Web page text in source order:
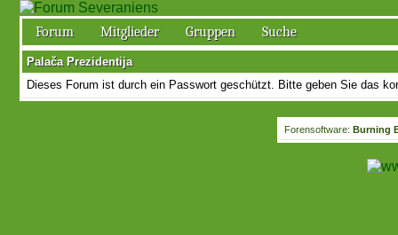
Forum Mitglieder Gruppen Suche
Palača Prezidentija
Dieses Forum ist durch ein Passwort geschützt. Bitte geben Sie das
Forensoftware: Burning